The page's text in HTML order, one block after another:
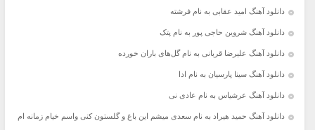
دانلود آهنگ امید عقابی به نام فرشته
دانلود آهنگ شروین حاجی پور به نام پتک
دانلود آهنگ علیرضا قربانی به نام گل‌های باران خورده
دانلود آهنگ سینا پارسیان به نام ادا
دانلود آهنگ عرشیاس به نام عادی نی
دانلود آهنگ حمید هیراد به نام سعدی میشم این باغ و گلستون کنی واسم خیام زمانه ام